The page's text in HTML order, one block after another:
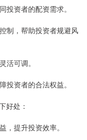
投资者的配资需求。
制，帮助投资者规避风
活可调。
投资者的合法权益。
好处：
，提升投资效率。